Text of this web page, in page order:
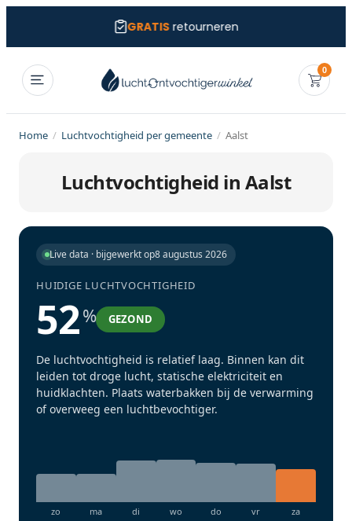
GRATISretourneren
0
Home / Luchtvochtigheid per gemeente / Aalst
Luchtvochtigheid in Aalst
Live data · bijgewerkt op8 augustus 2026
HUIDIGE LUCHTVOCHTIGHEID
52% GEZOND
De luchtvochtigheid is relatief laag. Binnen kan dit
leiden tot droge lucht, statische elektriciteit en
huidklachten. Plaats waterbakken bij de verwarming
of overweeg een luchtbevochtiger.